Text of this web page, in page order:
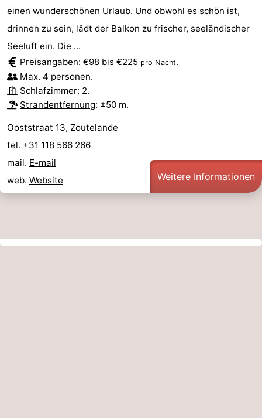
einen wunderschönen Urlaub. Und obwohl es schön ist,
drinnen zu sein, lädt der Balkon zu frischer, seeländischer
Seeluft ein. Die ...
Preisangaben: €98 bis €225 pro Nacht.
Max. 4 personen.
Schlafzimmer: 2.
Strandentfernung: ±50 m.
Ooststraat 13, Zoutelande
tel. +31 118 566 266
mail. E-mail
web. Website Weitere Informationen